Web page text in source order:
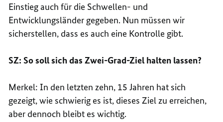
Einstieg auch für die Schwellen- und
Entwicklungsländer gegeben. Nun müssen wir
sicherstellen, dass es auch eine Kontrolle gibt.
SZ: So soll sich das Zwei-Grad-Ziel halten lassen?
Merkel: In den letzten zehn, 15 Jahren hat sich
gezeigt, wie schwierig es ist, dieses Ziel zu erreichen,
aber dennoch bleibt es wichtig.